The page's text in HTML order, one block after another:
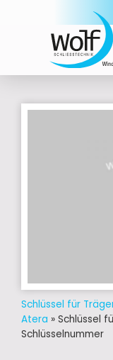
Schlüssel für
Atera » Schlüssel
Schlüsselnummer